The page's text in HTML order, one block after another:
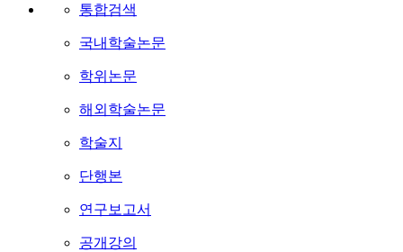
통합검색
국내학술논문
학위논문
해외학술논문
학술지
단행본
연구보고서
공개강의